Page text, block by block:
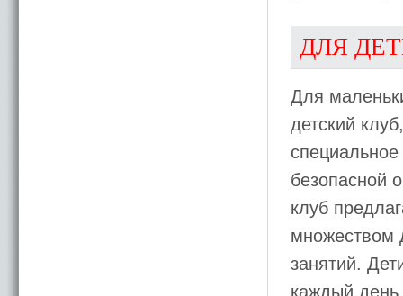
ДЛЯ
Для
детский
безопасной
клуб
множеством
занятий.
каждый